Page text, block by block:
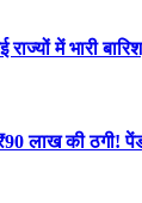
में भारी
लाख की ठगी!